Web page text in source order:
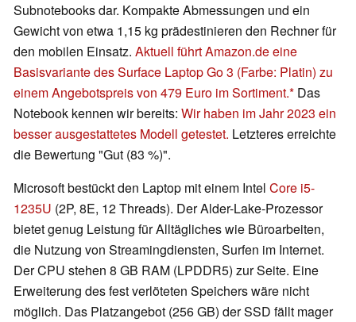
Subnotebooks dar. Kompakte Abmessungen und ein
Gewicht von etwa 1,15 kg prädestinieren den Rechner für
den mobilen Einsatz. Aktuell führt Amazon.de eine
Basisvariante des Surface Laptop Go 3 (Farbe: Platin) zu
einem Angebotspreis von 479 Euro im Sortiment. Das
Notebook kennen wir bereits: Wir haben im Jahr 2023 ein
besser ausgestattetes Modell getestet. Letzteres erreichte
die Bewertung "Gut (83 %)".
Microsoft bestückt den Laptop mit einem Intel Core i5-
1235U (2P, 8E, 12 Threads). Der Alder-Lake-Prozessor
bietet genug Leistung für Alltägliches wie Büroarbeiten,
die Nutzung von Streamingdiensten, Surfen im Internet.
Der CPU stehen 8 GB RAM (LPDDR5) zur Seite. Eine
Erweiterung des fest verlöteten Speichers wäre nicht
möglich. Das Platzangebot (256 GB) der SSD fällt mager